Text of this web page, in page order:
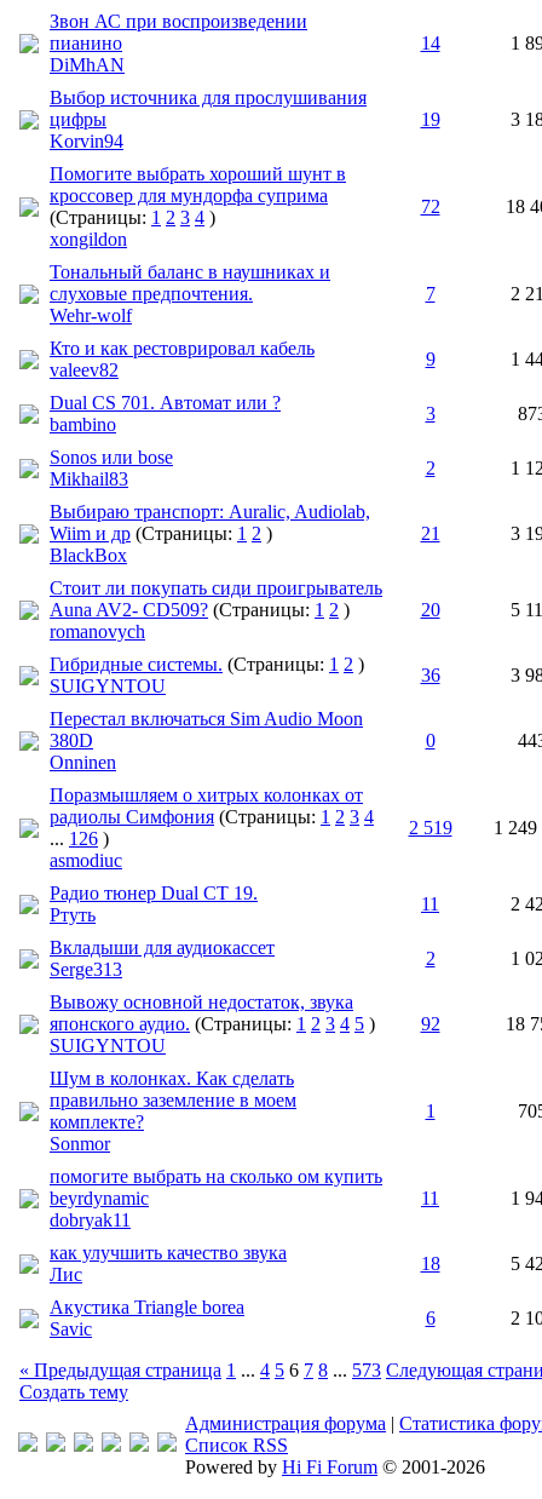
Звон АС при воспроизведении
пианино
DiMhAN
14 1
Выбор источника для прослушивания
цифры
Korvin94
19 3
Помогите выбрать хороший шунт в
кроссовер для мундорфа суприма
(Страницы: 1 2 3 4 )
xongildon
72 18
Тональный баланс в наушниках и
слуховые предпочтения.
Wehr-wolf
7 2
Кто и как рестоврировал кабель
valeev82
9 1
Dual CS 701. Автомат или ?
bambino
3
Sonos или bose
Mikhail83
2 1
Выбираю транспорт: Auralic, Audiolab,
Wiim и др (Страницы: 1 2 )
BlackBox
21 3
Стоит ли покупать сиди проигрыватель
Auna AV2- CD509? (Страницы: 1 2 )
romanovych
20 5
Гибридные системы. (Страницы: 1 2 )
SUIGYNTOU
36 3
Перестал включаться Sim Audio Moon
380D
Onninen
0
Поразмышляем о хитрых колонках от
радиолы Симфония (Страницы: 1 2 3 4
... 126 )
asmodiuc
2 519 1 249
Радио тюнер Dual CT 19.
Ртуть
11 2
Вкладыши для аудиокассет
Serge313
2 1
Вывожу основной недостаток, звука
японского аудио. (Страницы: 1 2 3 4 5 )
SUIGYNTOU
92 18
Шум в колонках. Как сделать
правильно заземление в моем
комплекте?
Sonmor
1
помогите выбрать на сколько ом купить
beyrdynamic
dobryak11
11 1
как улучшить качество звука
Лис
18 5
Акустика Triangle borea
Savic
6 2
« Предыдущая страница 1 ... 4 5 6 7 8 ... 573 Следующая
Создать тему
Администрация форума | Статистика
Список RSS
Powered by Hi Fi Forum © 2001-2026